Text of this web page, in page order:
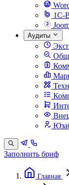
1C-
Аудиты
Заполнить бриф
Главная